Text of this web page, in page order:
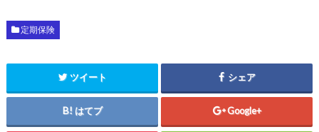
定期保険
ツイート シェア
はてブ Google+